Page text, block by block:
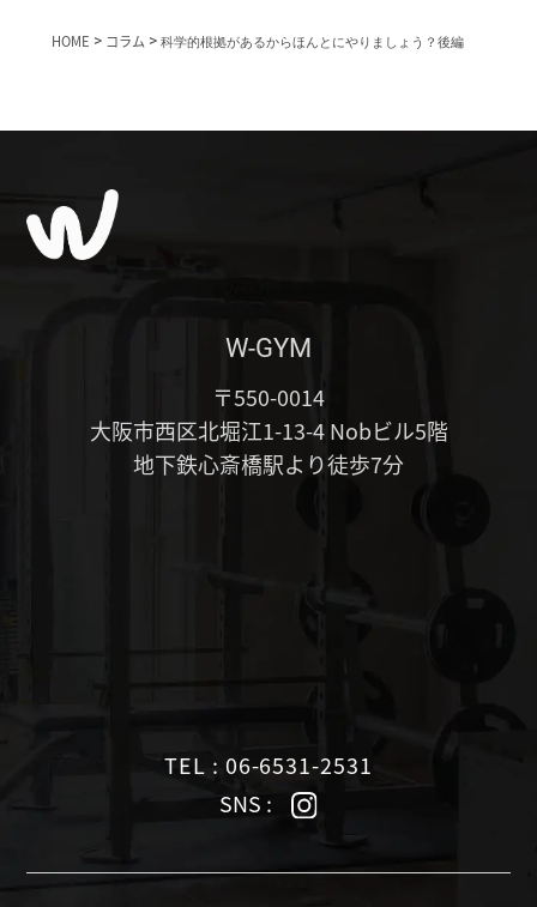
HOME > コラム > 科学的根拠があるからほんとにやりましょう？後編
W-GYM
〒550-0014
大阪市西区北堀江1-13-4 Nobビル5階
地下鉄心斎橋駅より徒歩7分
TEL : 06-6531-2531
SNS :